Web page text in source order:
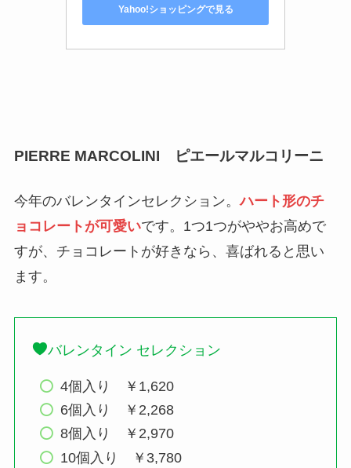
Yahoo!ショッピングで見る
PIERRE MARCOLINI ピエールマルコリーニ
今年のバレンタインセレクション。ハート形のチ
ョコレートが可愛いです。1つ1つがややお高めで
すが、チョコレートが好きなら、喜ばれると思い
ます。
バレンタイン セレクション
4個入り ￥1,620
6個入り ￥2,268
8個入り ￥2,970
10個入り ￥3,780